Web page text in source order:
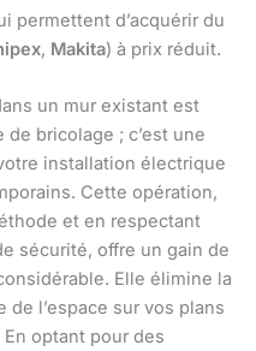
permettent d’acquérir du
, Makita) à prix réduit.
un mur existant est
bricolage ; c’est une
installation électrique
Cette opération,
et en respectant
sécurité, offre un gain de
Elle élimine la
l’espace sur vos plans
optant pour des